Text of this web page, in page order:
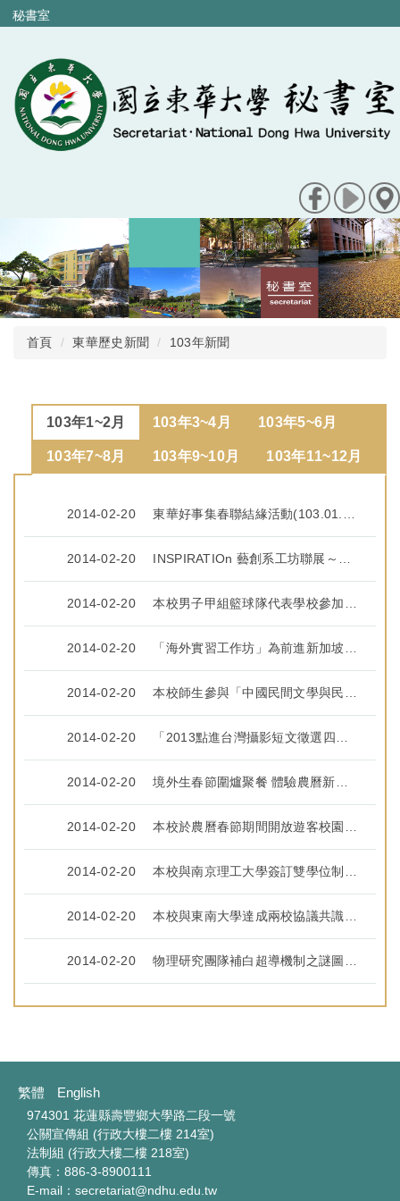
跳
到
內
容
區
秘書室
首頁 東華歷史新聞 103年新聞
103年1~2月 103年3~4月 103年5~6月
103年7~8月 103年9~10月 103年11~12月
2014-02-20
2014-02-20
2014-02-20
2014-02-20
2014-02-20
2014-02-20
2014-02-20
2014-02-20
2014-02-20
2014-02-20
2014-02-20
繁體 English
974301 花蓮縣壽豐鄉大學路二段一號
公關宣傳組 (行政大樓二樓 214室)
法制組 (行政大樓二樓 218室)
傳真：886-3-8900111
E-mail：secretariat@ndhu.edu.tw